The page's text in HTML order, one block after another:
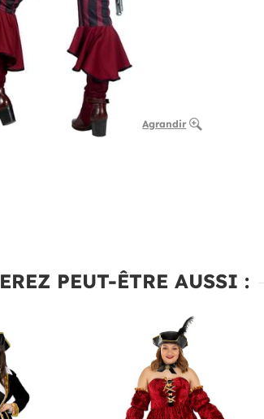
Agrandir
PEUT-ÊTRE AUSSI :